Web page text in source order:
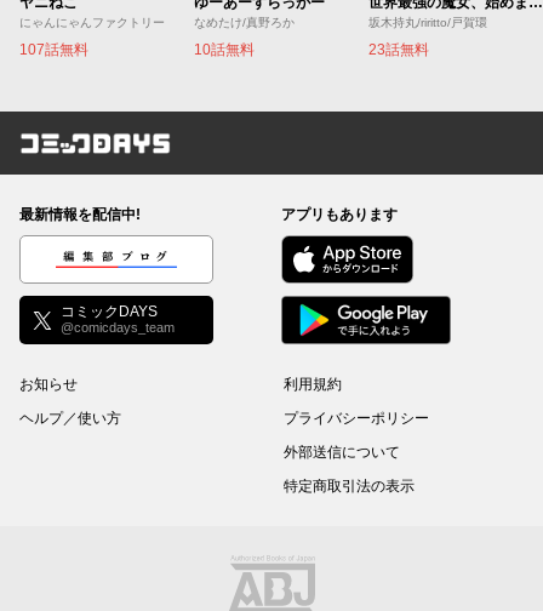
にゃんにゃんファクトリー
107話無料
なめたけ/真野ろか
10話無料
坂木持丸/riritto/戸賀環
23話無料
コミックDAYS
最新情報を配信中!
編集部ブログ
コミックDAYS
@comicdays_team
アプリもあります
お知らせ
ヘルプ／使い方
利用規約
プライバシーポリシー
外部送信について
特定商取引法の表示